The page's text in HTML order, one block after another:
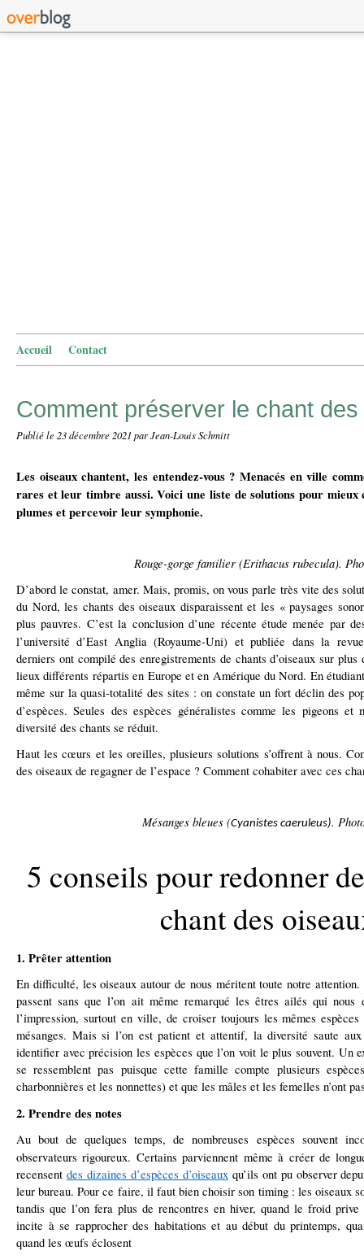
Accueil Contact
Comment préserver le chant
Publié le 23 décembre 2021par Jean-Louis Schmitt
Les oiseaux chantent, les entendez-vous ? Menacés en ville
rares et leur timbre aussi. Voici une liste de solutions pour mieux
plumes et percevoir leur symphonie.
Rouge-gorge familier (Erithacus rubecula).
D’abord le constat, amer. Mais, promis, on vous parle très vite des
du Nord, les chants des oiseaux disparaissent et les « paysages
plus pauvres. C’est la conclusion d’une récente étude menée par
l’université d’East Anglia (Royaume-Uni) et publiée dans la
derniers ont compilé des enregistrements de chants d’oiseaux sur
lieux différents répartis en Europe et en Amérique du Nord. En
même sur la quasi-totalité des sites : on constate un fort déclin des
d’espèces. Seules des espèces généralistes comme les pigeons et
diversité des chants se réduit.
Haut les cœurs et les oreilles, plusieurs solutions s’offrent à nous.
des oiseaux de regagner de l’espace ? Comment cohabiter avec ces
Mésanges bleues (Cyanistes caeruleus).
5 conseils pour redonner
chant des
1. Prêter attention
En difficulté, les oiseaux autour de nous méritent toute notre
passent sans que l’on ait même remarqué les êtres ailés qui nous
l’impression, surtout en ville, de croiser toujours les mêmes
mésanges. Mais si l’on est patient et attentif, la diversité saute
identifier avec précision les espèces que l’on voit le plus souvent. Un
se ressemblent pas puisque cette famille compte plusieurs
charbonnières et les nonnettes) et que les mâles et les femelles n’ont
2. Prendre des notes
Au bout de quelques temps, de nombreuses espèces souvent
observateurs rigoureux. Certains parviennent même à créer de
recensent des dizaines d’espèces d’oiseauxqu’ils ont pu observer
leur bureau. Pour ce faire, il faut bien choisir son timing : les oiseaux
tandis que l’on fera plus de rencontres en hiver, quand le froid
incite à se rapprocher des habitations et au début du printemps,
quand les œufs éclosent